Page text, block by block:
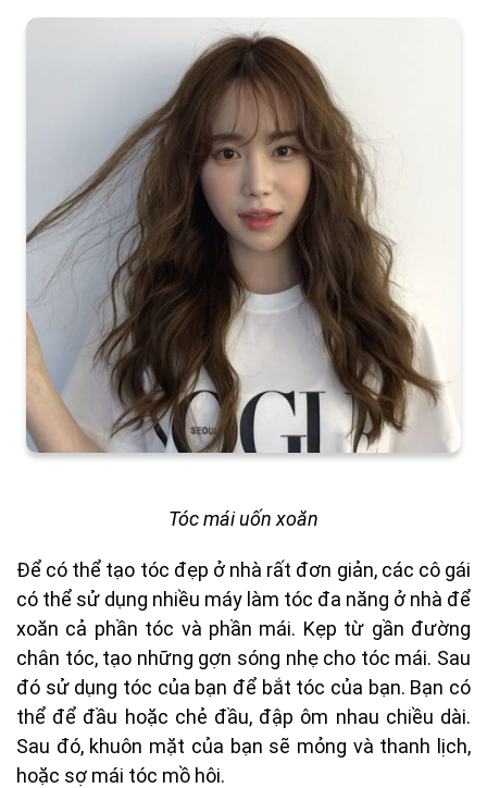
Tóc mái uốn xoăn
Để có thể tạo tóc đẹp ở nhà rất đơn giản, các cô gái
có thể sử dụng nhiều máy làm tóc đa năng ở nhà để
xoăn cả phần tóc và phần mái. Kẹp từ gần đường
chân tóc, tạo những gợn sóng nhẹ cho tóc mái. Sau
đó sử dụng tóc của bạn để bắt tóc của bạn. Bạn có
thể để đầu hoặc chẻ đầu, đập ôm nhau chiều dài.
Sau đó, khuôn mặt của bạn sẽ mỏng và thanh lịch,
hoặc sợ mái tóc mồ hôi.